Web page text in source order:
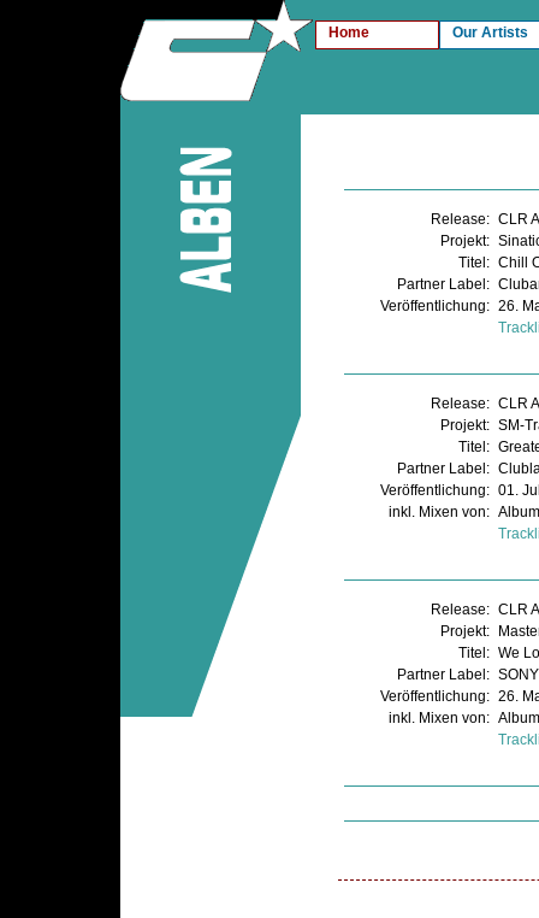
Home Our Artists
Release: CLR
Projekt:
Titel: Chill
Partner Label:
Veröffentlichung: 26.
Release: CLR
Projekt: SM-
Titel:
Partner Label:
Veröffentlichung: 01.
inkl. Mixen von: Album
Release: CLR
Projekt:
Titel: We
Partner Label: SONY
Veröffentlichung: 26.
inkl. Mixen von: Album